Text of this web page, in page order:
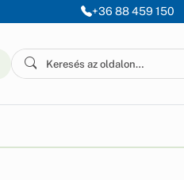
+36 88 459 150